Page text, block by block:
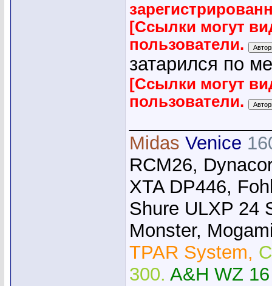
[Ссылки могут
пользователи.
затарился по
[Ссылки могут
пользователи.
Midas Venice
RCM26,
XTA DP446,
Shure ULXP 24
Monster,
TPAR System,
300. A&H WZ